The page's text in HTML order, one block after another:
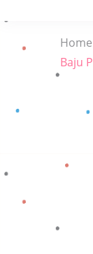
Home
Baju